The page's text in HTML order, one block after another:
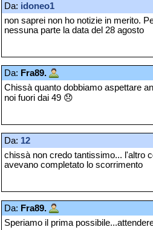
Da: idoneo1
non saprei non ho notizie in merito.
nessuna parte la data del 28 agosto
Da: Fra89.
Chissà quanto dobbiamo aspettare
noi fuori dai 49 😞
Da: 12
chissà non credo tantissimo... l'altro
avevano completato lo scorrimento
Da: Fra89.
Speriamo il prima